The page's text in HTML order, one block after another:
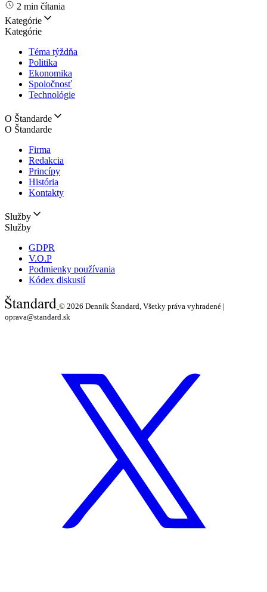
2 min čítania
Kategórie
Kategórie
Téma týždňa
Politika
Ekonomika
Spoločnosť
Technológie
O Štandarde
O Štandarde
Firma
Redakcia
Princípy
História
Kontakty
Služby
Služby
GDPR
V.O.P
Podmienky používania
Kódex diskusií
© 2026 Denník Štandard, Všetky práva vyhradené |
oprava@standard.sk